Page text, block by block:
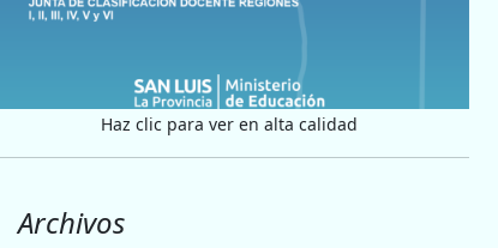
Haz clic para ver en alta calidad
Archivos